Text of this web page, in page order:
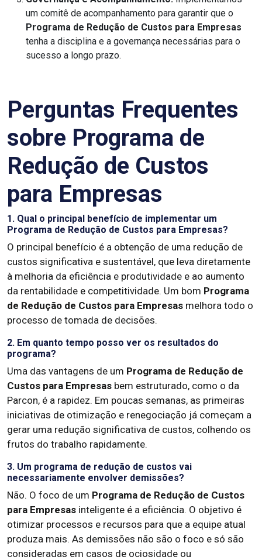
um comitê de acompanhamento para garantir que o
Programa de Redução de Custos para Empresas
tenha a disciplina e a governança necessárias para o
sucesso a longo prazo.
Perguntas Frequentes
sobre Programa de
Redução de Custos
para Empresas
1. Qual o principal benefício de implementar um
Programa de Redução de Custos para Empresas?
O principal benefício é a obtenção de uma redução de
custos significativa e sustentável, que leva diretamente
à melhoria da eficiência e produtividade e ao aumento
da rentabilidade e competitividade. Um bom Programa
de Redução de Custos para Empresas melhora todo o
processo de tomada de decisões.
2. Em quanto tempo posso ver os resultados do
programa?
Uma das vantagens de um Programa de Redução de
Custos para Empresas bem estruturado, como o da
Parcon, é a rapidez. Em poucas semanas, as primeiras
iniciativas de otimização e renegociação já começam a
gerar uma redução significativa de custos, colhendo os
frutos do trabalho rapidamente.
3. Um programa de redução de custos vai
necessariamente envolver demissões?
Não. O foco de um Programa de Redução de Custos
para Empresas inteligente é a eficiência. O objetivo é
otimizar processos e recursos para que a equipe atual
produza mais. As demissões não são o foco e só são
consideradas em casos de ociosidade ou